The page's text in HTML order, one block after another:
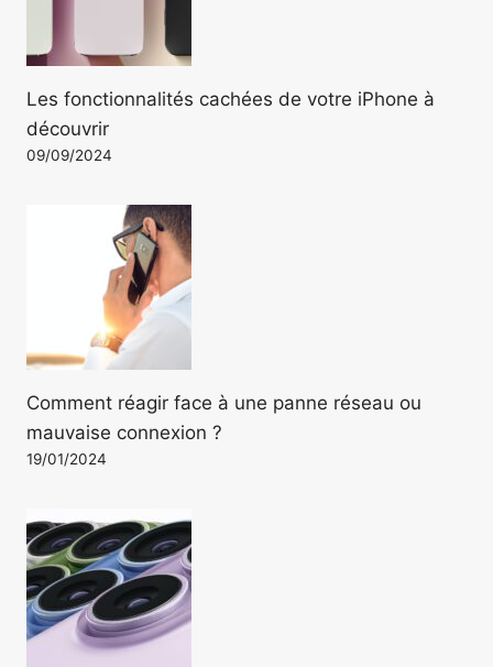
Les fonctionnalités cachées de votre iPhone à
découvrir
09/09/2024
Comment réagir face à une panne réseau ou
mauvaise connexion ?
19/01/2024